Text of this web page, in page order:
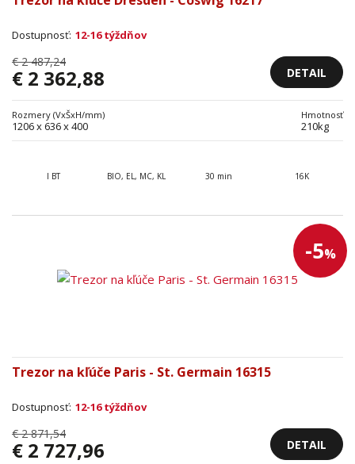
Dostupnosť: 12-16 týždňov
€ 2 487,24
€ 2 362,88 DETAIL
Rozmery (VxŠxH/mm)
1206 x 636 x 400
Hmotnosť
210kg
I BT BIO, EL, MC, KL 30 min 16K
-5%
Trezor na kľúče Paris - St. Germain 16315
Dostupnosť: 12-16 týždňov
€ 2 871,54
€ 2 727,96 DETAIL